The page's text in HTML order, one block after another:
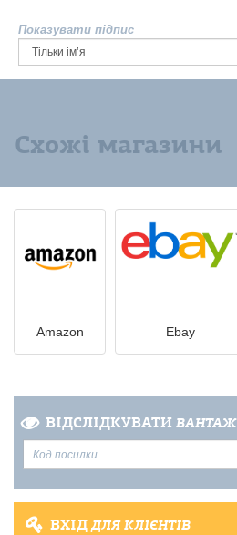
Показувати підпис
Схожі магазини
Amazon Ebay
ВІДСЛІДКУВАТИ ВАНТАЖ
ВХІДДЛЯ КЛІЄНТІВ